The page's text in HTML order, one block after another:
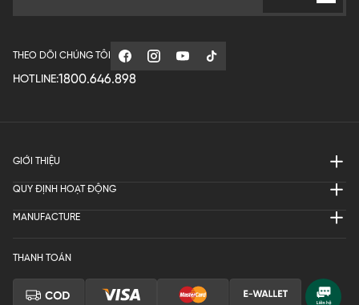
THEO DÕI CHÚNG TÔI
HOTLINE:1800.646.898
GIỚI THIỆU
QUY ĐỊNH HOẠT ĐỘNG
MANUFACTURE
THANH TOÁN